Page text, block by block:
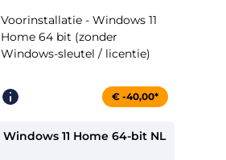
Voorinstallatie - Windows 11
Home 64 bit (zonder
Windows-sleutel / licentie)
€ -40,00*
Windows 11 Home 64-bit NL